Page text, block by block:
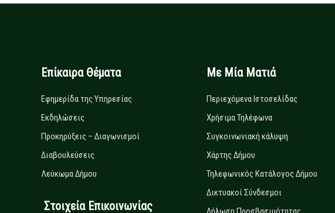
Επίκαιρα Θέματα
Εφημερίδα της Υπηρεσίας
Εκδηλώσεις
Προκηρύξεις – Διαγωνισμοί
Διαβουλεύσεις
Λεύκωμα Δήμου
Στοιχεία Επικοινωνίας
Με Μία Ματιά
Περιεχόμενα Ιστοσελίδας
Χρήσιμα Τηλέφωνα
Συγκοινωνιακή κάλυψη
Χάρτης Δήμου
Τηλεφωνικός Κατάλογος Δήμου
Δικτυακοί Σύνδεσμοι